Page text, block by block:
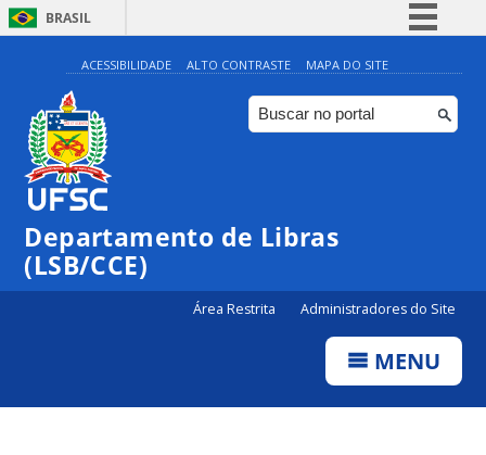
BRASIL
Simplifique!
Comunica BR
Participe
Canais
ACESSIBILIDADE ALTO CONTRASTE MAPA DO SITE
Departamento de Libras
(LSB/CCE)
Área Restrita Administradores do Site
MENU